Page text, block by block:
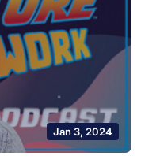
Jan 3, 2024